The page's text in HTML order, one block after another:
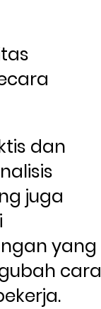
dan
juga
yang
cara